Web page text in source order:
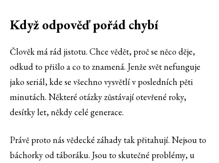
Když odpověď pořád chybí
Člověk má rád jistotu. Chce vědět, proč se něco děje,
odkud to přišlo a co to znamená. Jenže svět nefunguje
jako seriál, kde se všechno vysvětlí v posledních pěti
minutách. Některé otázky zůstávají otevřené roky,
desítky let, někdy celé generace.
Právě proto nás vědecké záhady tak přitahují. Nejsou to
báchorky od táboráku. Jsou to skutečné problémy, u